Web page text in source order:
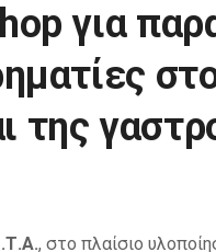
για
της
, στο πλαίσιο